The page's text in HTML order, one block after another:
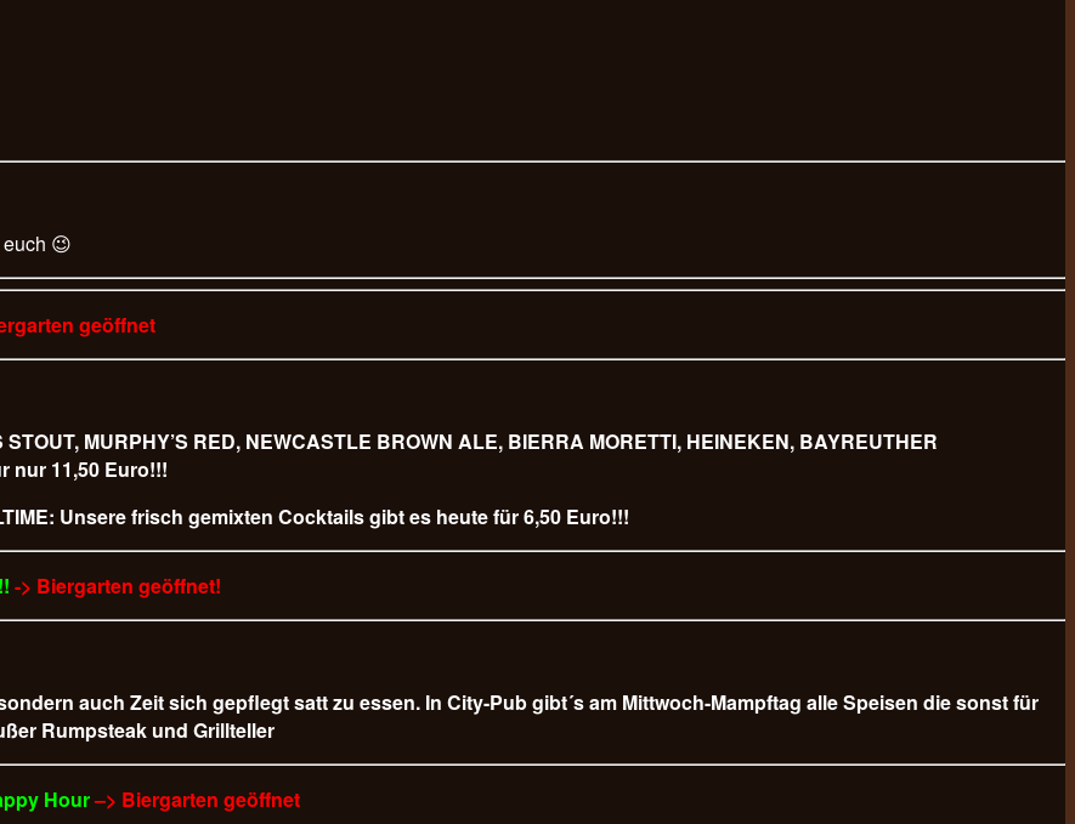
😉
geöffnet
MURPHY’S RED, NEWCASTLE BROWN ALE, BIERRA MORETTI, HEINEKEN, BAYREUTHER
nur 11,50 Euro!!!
Unsere frisch gemixten Cocktails gibt es heute für 6,50 Euro!!!
-> Biergarten geöffnet!
auch Zeit sich gepflegt satt zu essen. In City-Pub gibt´s am Mittwoch-Mampftag alle Speisen die sonst für
Rumpsteak und Grillteller
Hour–> Biergarten geöffnet